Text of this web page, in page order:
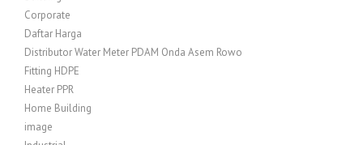
Corporate
Daftar Harga
Distributor Water Meter PDAM Onda Asem Rowo
Fitting HDPE
Heater PPR
Home Building
image